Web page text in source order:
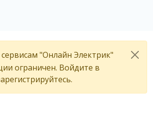
"Онлайн Электрик"
ограничен. Войдите в